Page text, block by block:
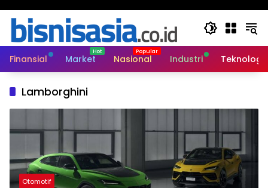
Finansial Market Nasional Industri Teknologi
Lamborghini
Otomotif